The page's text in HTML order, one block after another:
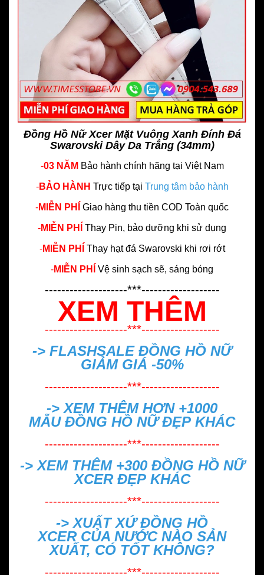
Đồng Hồ Nữ Xcer Mặt Vuông Xanh Đính Đá
Swarovski Dây Da Trắng (34mm)
-03 NĂM Bảo hành chính hãng tại Việt Nam
-BẢO HÀNH Trực tiếp tại Trung tâm bảo hành
-MIỄN PHÍ Giao hàng thu tiền COD Toàn quốc
-MIỄN PHÍ Thay Pin, bảo dưỡng khi sử dụng
-MIỄN PHÍ Thay hạt đá Swarovski khi rơi rớt
-MIỄN PHÍ Vệ sinh sạch sẽ, sáng bóng
--------------------***-------------------
XEM THÊM
--------------------***-------------------
-> FLASHSALE ĐỒNG HỒ NỮ
GIẢM GIÁ -50%
--------------------***-------------------
-> XEM THÊM HƠN +1000
MẪU ĐỒNG HỒ NỮ ĐẸP KHÁC
--------------------***-------------------
-> XEM THÊM +300 ĐỒNG HỒ NỮ
XCER ĐẸPKHÁC
--------------------***-------------------
->XUẤT XỨ ĐỒNG HỒ
XCER CỦA NƯỚC NÀO SẢN
XUẤT, CÓ TỐT KHÔNG?
--------------------***-------------------